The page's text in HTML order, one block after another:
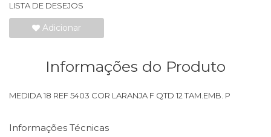
LISTA DE DESEJOS
Adicionar
Informações do Produto
MEDIDA 18 REF 5403 COR LARANJA F QTD 12 TAM.EMB. P
Informações Técnicas